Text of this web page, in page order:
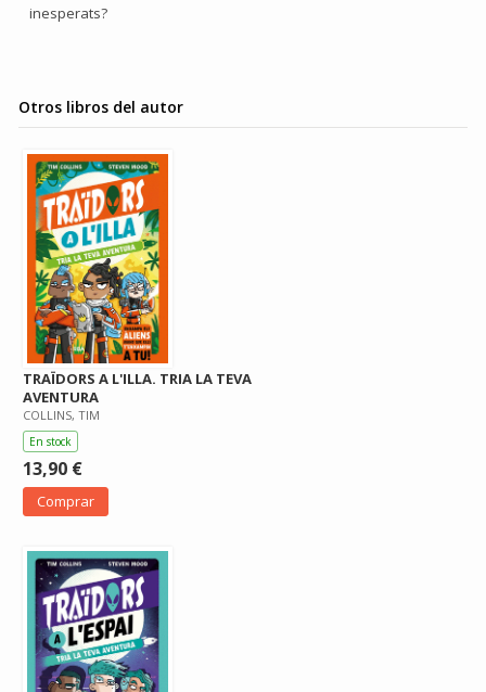
inesperats?
Otros libros del autor
TRAÏDORS A L'ILLA. TRIA LA TEVA
AVENTURA
COLLINS, TIM
En stock
13,90 €
Comprar